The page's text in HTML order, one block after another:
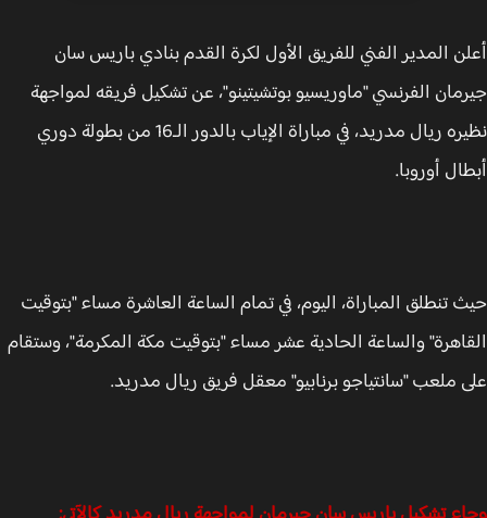
المدير الفني للفريق الأول لكرة القدم بنادي باريس سان
الفرنسي "ماوريسيو بوتشيتينو"، عن تشكيل فريقه لمواجهة
نظيره ريال مدريد، في مباراة الإياب بالدور الـ16 من بطولة دوري
أوروبا.
تنطلق المباراة، اليوم، في تمام الساعة العاشرة مساء "بتوقيت
والساعة الحادية عشر مساء "بتوقيت مكة المكرمة"، وستقام
ملعب "سانتياجو برنابيو" معقل فريق ريال مدريد.